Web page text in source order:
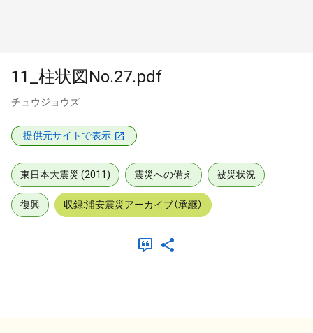
11_柱状図No.27.pdf
チュウジョウズ
提供元サイトで表示
東日本大震災 (2011) 震災への備え 被災状況
復興 収録:浦安震災アーカイブ（承継）